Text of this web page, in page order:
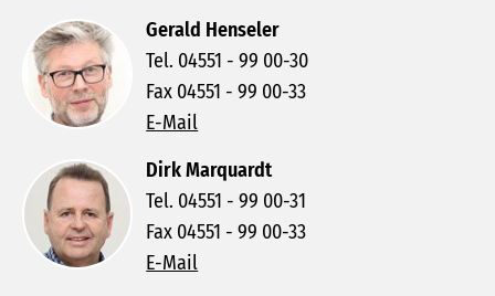
Gerald Henseler
Tel. 04551 - 99 00-30
Fax 04551 - 99 00-33
E-Mail
Dirk Marquardt
Tel. 04551 - 99 00-31
Fax 04551 - 99 00-33
E-Mail